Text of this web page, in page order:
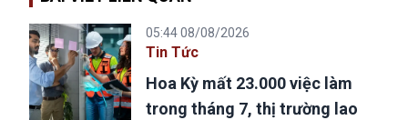
05:44 08/08/2026
Tin Tức
Hoa Kỳ mất 23.000 việc làm
trong tháng 7, thị trường lao